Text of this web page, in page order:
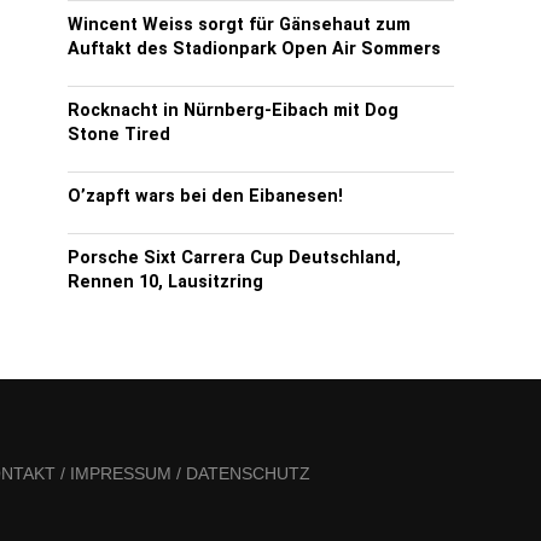
Wincent Weiss sorgt für Gänsehaut zum
Auftakt des Stadionpark Open Air Sommers
Rocknacht in Nürnberg-Eibach mit Dog
Stone Tired
O’zapft wars bei den Eibanesen!
Porsche Sixt Carrera Cup Deutschland,
Rennen 10, Lausitzring
/ IMPRESSUM / DATENSCHUTZ